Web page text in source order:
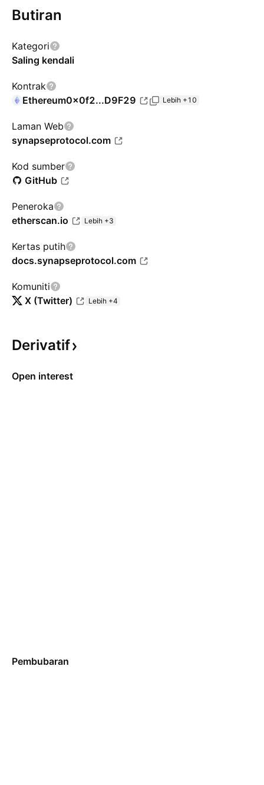
Butiran
Kategori
Saling kendali
Kontrak
Ethereum0x0f2...D9F29 Lebih +10
Laman Web
synapseprotocol.com
Kod sumber
GitHub
Peneroka
etherscan.io
Lebih +3
Kertas putih
docs.synapseprotocol.com
Komuniti
X (Twitter)
Lebih +4
Derivatif
Open interest
Pembubaran